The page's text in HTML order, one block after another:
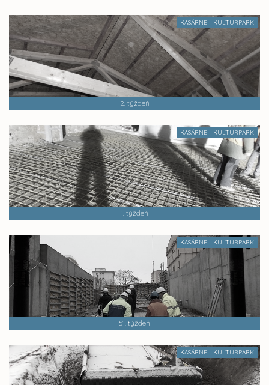
KASÁRNE - KULTURPARK
2. týždeň
KASÁRNE - KULTURPARK
1. týždeň
KASÁRNE - KULTURPARK
51. týždeň
KASÁRNE - KULTURPARK